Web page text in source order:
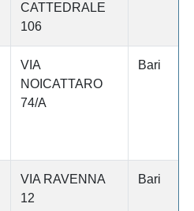
CATTEDRALE
106
VIA
NOICATTARO
74/A
Bari
VIA RAVENNA
12
Bari